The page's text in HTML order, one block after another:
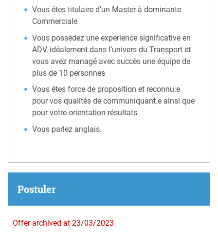
Vous êtes titulaire d’un Master à dominante
Commerciale
Vous possédez une expérience significative en
ADV, idéalement dans l’univers du Transport et
vous avez managé avec succès une équipe de
plus de 10 personnes
Vous êtes force de proposition et reconnu.e
pour vos qualités de communiquant.e ainsi que
pour votre orientation résultats
Vous parlez anglais.
Postuler
Offer archived at 23/03/2023